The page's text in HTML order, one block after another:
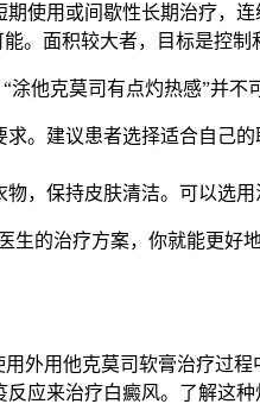
使用或间歇性长期治疗，连
。面积较大者，目标是控制
他克莫司有点灼热感”并
。建议患者选择适合自己
，保持皮肤清洁。可以选
的治疗方案，你就能更好
外用他克莫司软膏治疗过
应来治疗白癜风。了解这